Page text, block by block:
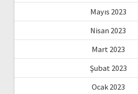
Mayıs 2023
Nisan 2023
Mart 2023
Şubat 2023
Ocak 2023